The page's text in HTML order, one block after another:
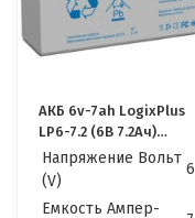
АКБ 6v-7ah LogixPlus
LP6-7.2 (6В 7.2Ач)
Усиленная
Напряжение Вольт
(V)
6
Емкость Ампер-